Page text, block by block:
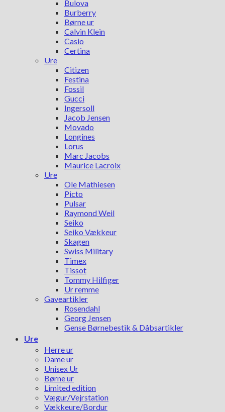
Bulova
Burberry
Børne ur
Calvin Klein
Casio
Certina
Ure
Citizen
Festina
Fossil
Gucci
Ingersoll
Jacob Jensen
Movado
Longines
Lorus
Marc Jacobs
Maurice Lacroix
Ure
Ole Mathiesen
Picto
Pulsar
Raymond Weil
Seiko
Seiko Vækkeur
Skagen
Swiss Military
Timex
Tissot
Tommy Hilfiger
Ur remme
Gaveartikler
Rosendahl
Georg Jensen
Gense Børnebestik & Dåbsartikler
Ure
Herre ur
Dame ur
Unisex Ur
Børne ur
Limited edition
Vægur/Vejrstation
Vækkeure/Bordur